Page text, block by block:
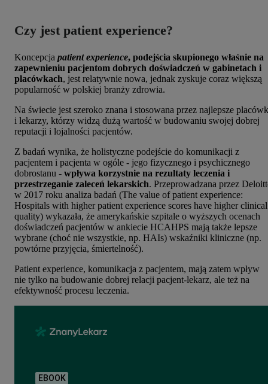
Czy jest patient experience?
Koncepcja patient experience, podejścia skupionego właśnie na
zapewnieniu pacjentom dobrych doświadczeń w gabinetach i
placówkach, jest relatywnie nowa, jednak zyskuje coraz większą
popularność w polskiej branży zdrowia.
Na świecie jest szeroko znana i stosowana przez najlepsze
i lekarzy, którzy widzą dużą wartość w budowaniu swojej dobrej
reputacji i lojalności pacjentów.
Z badań wynika, że holistyczne podejście do komunikacji z
pacjentem i pacjenta w ogóle - jego fizycznego i psychicznego
dobrostanu - wpływa korzystnie na rezultaty leczenia i
przestrzeganie zaleceń lekarskich. Przeprowadzana przez
w 2017 roku analiza badań (The value of patient experience:
Hospitals with higher patient experience scores have higher clinical
quality) wykazała, że amerykańskie szpitale o wyższych ocenach
doświadczeń pacjentów w ankiecie HCAHPS mają także lepsze
wybrane (choć nie wszystkie, np. HAIs) wskaźniki kliniczne (np.
powtórne przyjęcia, śmiertelność).
Patient experience, komunikacja z pacjentem, mają zatem wpływ
nie tylko na budowanie dobrej relacji pacjent-lekarz, ale też na
efektywność procesu leczenia.
EBOOK